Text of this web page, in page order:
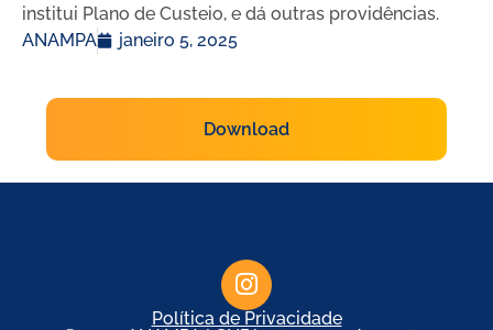
institui Plano de Custeio, e dá outras providências.
ANAMPA
janeiro 5, 2025
Download
Política de Privacidade